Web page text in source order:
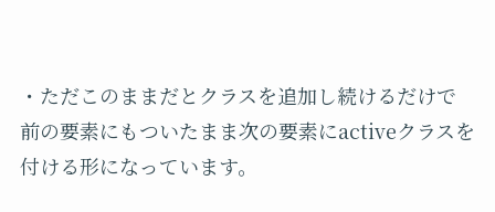
・ただこのままだとクラスを追加し続けるだけで
前の要素にもついたまま次の要素にactiveクラスを
付ける形になっています。